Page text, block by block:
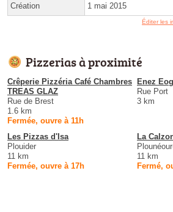
Création 1 mai 2015
Éditer les
Pizzerias à proximité
Crêperie Pizzéria Café Chambres
TREAS GLAZ
Rue de Brest
1.6 km
Fermée, ouvre à 11h
Enez
Rue Port
3 km
Les Pizzas d'Isa
Plouider
11 km
Fermée, ouvre à 17h
La
11 km
Fermé,